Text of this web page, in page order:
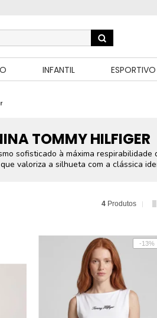
INFANTIL ESPORTIVO
TOMMY HILFIGER
sofisticado à máxima respirabilidade
valoriza a silhueta com a clássica
4 Produtos
-13%